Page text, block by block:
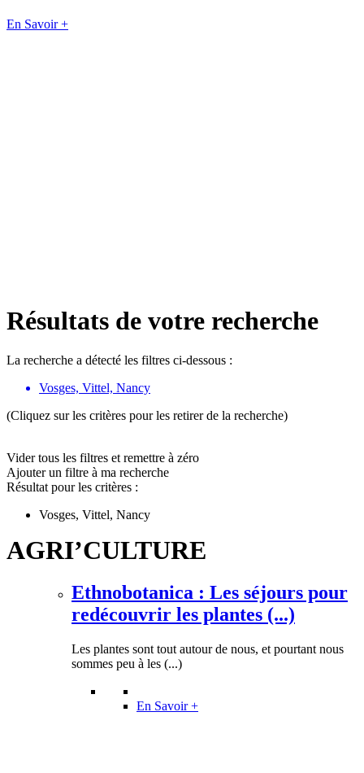
En Savoir +
Résultats de votre recherche
La recherche a détecté les filtres ci-dessous :
Vosges, Vittel, Nancy
(Cliquez sur les critères pour les retirer de la recherche)
Vider tous les filtres et remettre à zéro
Ajouter un filtre à ma recherche
Résultat pour les critères :
Vosges, Vittel, Nancy
AGRI’CULTURE
Ethnobotanica : Les séjours pour
redécouvrir les plantes (...)
Les plantes sont tout autour de nous, et pourtant nous
sommes peu à les (...)
En Savoir +